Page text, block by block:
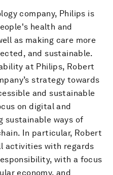
company, Philips is
health and
as making care more
and sustainable.
at Philips, Robert
strategy towards
and sustainable
on digital and
sustainable ways of
In particular, Robert
activities with regards
with a focus
economy, and